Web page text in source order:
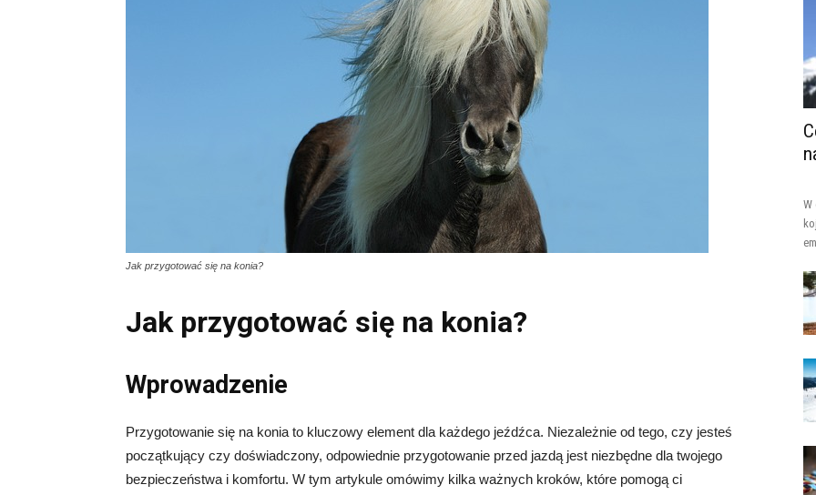
Jak przygotować się na konia?
Jak przygotować się na konia?
Wprowadzenie
Przygotowanie się na konia to kluczowy element dla każdego jeźdźca. Niezależnie od tego, czy jesteś
początkujący czy doświadczony, odpowiednie przygotowanie przed jazdą jest niezbędne dla twojego
bezpieczeństwa i komfortu. W tym artykule omówimy kilka ważnych kroków, które pomogą ci
W